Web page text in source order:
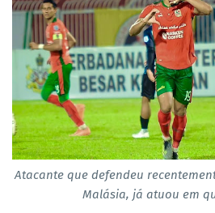
Atacante que defendeu
Malásia, já atuou em